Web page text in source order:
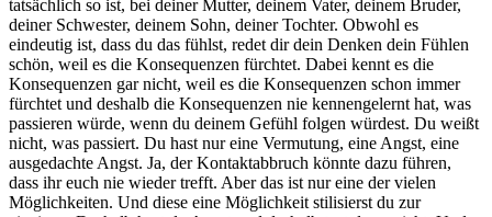
tatsächlich so ist, bei deiner Mutter, deinem Vater, deinem Bruder,
deiner Schwester, deinem Sohn, deiner Tochter. Obwohl es
eindeutig ist, dass du das fühlst, redet dir dein Denken dein Fühlen
schön, weil es die Konsequenzen fürchtet. Dabei kennt es die
Konsequenzen gar nicht, weil es die Konsequenzen schon immer
fürchtet und deshalb die Konsequenzen nie kennengelernt hat, was
passieren würde, wenn du deinem Gefühl folgen würdest. Du weißt
nicht, was passiert. Du hast nur eine Vermutung, eine Angst, eine
ausgedachte Angst. Ja, der Kontaktabbruch könnte dazu führen,
dass ihr euch nie wieder trefft. Aber das ist nur eine der vielen
Möglichkeiten. Und diese eine Möglichkeit stilisierst du zur